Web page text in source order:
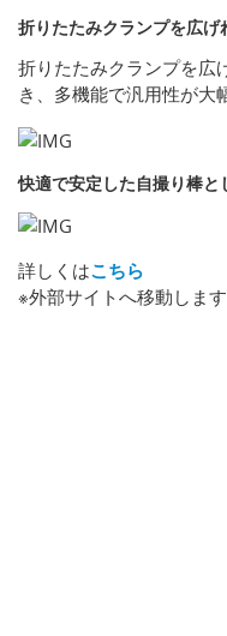
折りたたみクランプを広げ
折りたたみクランプを広
き、多機能で汎用性が大
快適で安定した自撮り棒と
詳しくはこちら
※外部サイトへ移動します